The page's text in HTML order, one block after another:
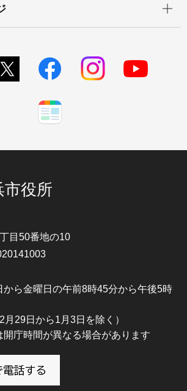
市役所
目50番地の10
から金曜日の午前8時45分から午後5時
月29日から1月3日を除く）
庁時間が異なる場合があります